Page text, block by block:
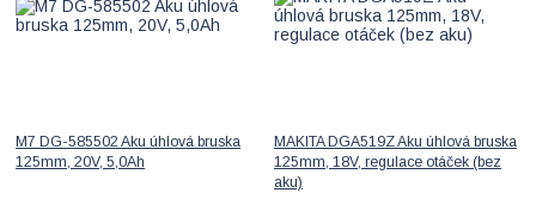
M7 DG-585502 Aku úhlová bruska
125mm, 20V, 5,0Ah
MAKITA DGA519Z Aku úhlová bruska
125mm, 18V, regulace otáček (bez
aku)